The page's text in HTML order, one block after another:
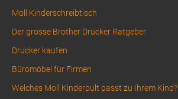
Moll Kinderschreibtisch
Der grosse Brother Drucker Ratgeber
Drucker kaufen
Büromöbel für Firmen
Welches Moll Kinderpult passt zu Ihrem Kind?